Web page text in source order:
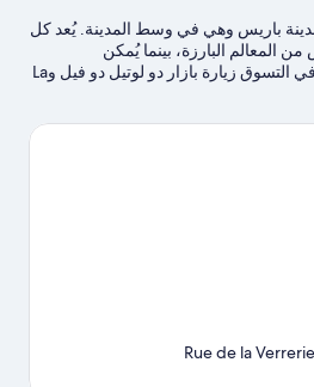
باريس وهي في وسط المدينة. يُعد كل
المعالم البارزة، بينما يُمكن
للمسافرين الذين قد يرغبون في التسوق زيارة بازار دو لوتيل دو فيل وLa